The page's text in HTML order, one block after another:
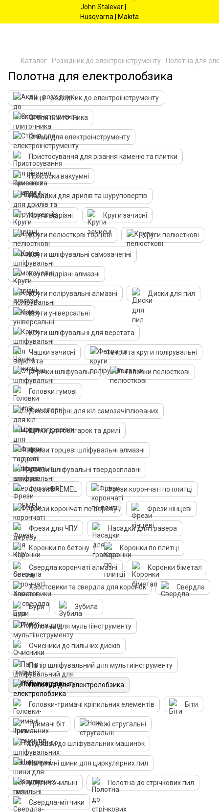
Каталог Розхідник до електроінструменту Полотна для
Полотна для електролобзика
Акції - розхідник до електроінструменту
Столи плиточника
Стійки для електроінструменту
Пристосування для різання каменю та плитки
Присоски вакуумні
Насадки для дрилів та шуруповертів
Круги відрізні Круги зачисні
Круги пелюсткові торцеві Круги пелюсткові
Круги шліфувальні самозачепні
Круги відрізні алмазні
Круги полірувальні алмазні Диски для пил
Круги універсальні
Круги шліфувальні для верстата
Чашки зачисні Фетри та круги полірувальні
Стрічки шліфувальні Головки пелюсткові
Головки гумові
Диски опорні для кіл самозачіплюваних
Щітки для болгарок та дрилі
Фрези торцеві шліфувальні алмазні
Фрези шліфувальні твердосплавні
Фрези DREMEL Фрези корончаті по плитці
Фрези корончаті по дереву Фрези кінцеві
Фрези для ЧПУ Насадки для гравера
Коронки по бетону Коронки по плитці
Свердла корончаті алмазні Коронки біметал
Хвостовики та свердла для коронок Свердла
Бури Зубила
Полотна для мультіінструменту
Очисники до пильних дисків
Папір шліфувальний для мультиінструменту
Полотна для електролобзика
Головки-тримачі кріпильних елементів Біти
Тримачі біт Ножі стругальні
Підошви до шліфувальних машинок
Напрямні шини для циркулярних пил
Круги точильні Полотна до стрічкових пил
Свердла-мітчики